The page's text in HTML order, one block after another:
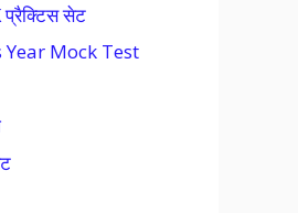
सेट
Year Mock Test